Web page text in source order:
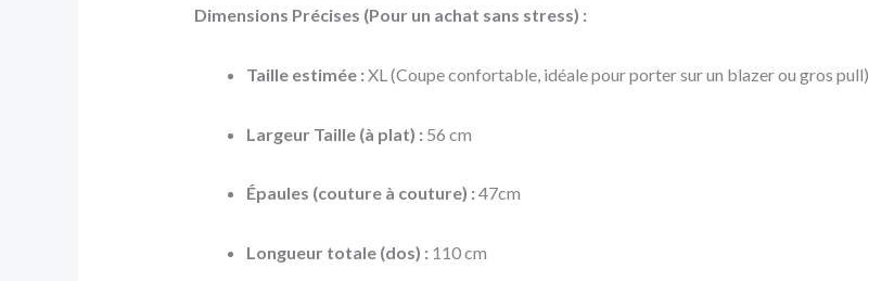
Dimensions Précises (Pour un achat sans stress) :
Taille estimée : XL (Coupe confortable, idéale pour porter sur un blazer ou gros pull)
Largeur Taille (à plat) : 56 cm
Épaules (couture à couture) : 47cm
Longueur totale (dos) : 110 cm